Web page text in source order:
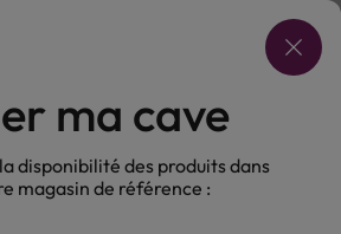
Choisir ma cave
Sans alcool
ma cave
disponibilité des produits dans
magasin de référence :